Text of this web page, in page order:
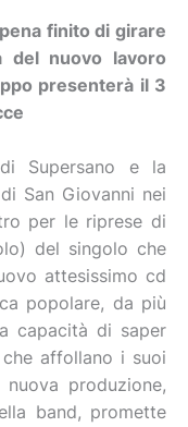
finito di girare
del nuovo lavoro
presenterà il 3
Supersano e la
San Giovanni nei
per le riprese di
del singolo che
attesissimo cd
popolare, da più
capacità di saper
affollano i suoi
produzione,
band, promette